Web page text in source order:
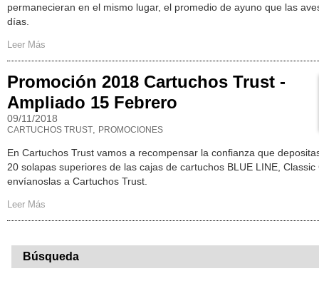
permanecieran en el mismo lugar, el promedio de ayuno que las
días.
Leer Más
Promoción 2018 Cartuchos Trust -
Ampliado 15 Febrero
09/11/2018
CARTUCHOS TRUST, PROMOCIONES
En Cartuchos Trust vamos a recompensar la confianza que
20 solapas superiores de las cajas de cartuchos BLUE LINE,
envíanoslas a Cartuchos Trust.
Leer Más
Búsqueda